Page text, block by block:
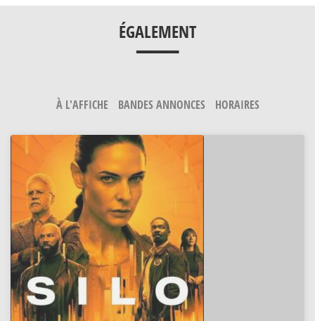
ÉGALEMENT
___
À L'AFFICHE BANDES ANNONCES HORAIRES